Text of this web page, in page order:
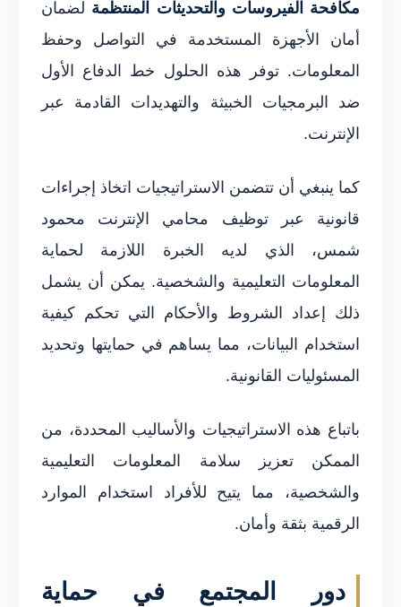
مكافحة الفيروسات والتحديثات المنتظمة لضمان
أمان الأجهزة المستخدمة في التواصل وحفظ
المعلومات. توفر هذه الحلول خط الدفاع الأول
ضد البرمجيات الخبيثة والتهديدات القادمة عبر
الإنترنت.
كما ينبغي أن تتضمن الاستراتيجيات اتخاذ إجراءات
قانونية عبر توظيف محامي الإنترنت محمود
شمس، الذي لديه الخبرة اللازمة لحماية
المعلومات التعليمية والشخصية. يمكن أن يشمل
ذلك إعداد الشروط والأحكام التي تحكم كيفية
استخدام البيانات، مما يساهم في حمايتها وتحديد
المسئوليات القانونية.
باتباع هذه الاستراتيجيات والأساليب المحددة، من
الممكن تعزيز سلامة المعلومات التعليمية
والشخصية، مما يتيح للأفراد استخدام الموارد
الرقمية بثقة وأمان.
دور المجتمع في حماية